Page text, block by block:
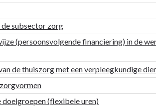
subsector zorg
(persoonsvolgende financiering) in de
de thuiszorg met een verpleegkundige
(flexibele uren)